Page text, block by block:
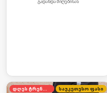
საუკეთესო ფასი